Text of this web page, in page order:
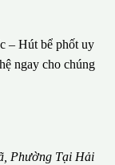
– Hút bể phốt uy
ngay cho chúng
Phường Tại Hải